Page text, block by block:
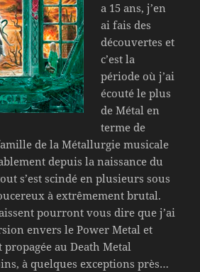
a 15 ans, j’en
ai fais des
découvertes et
c’est la
période où j’ai
écouté le plus
de Métal en
terme de
de la Métallurgie musicale
depuis la naissance du
s’est scindé en plusieurs sous
à extrêmement brutal.
pourront vous dire que j’ai
envers le Power Metal et
propagée au Death Metal
à quelques exceptions près…